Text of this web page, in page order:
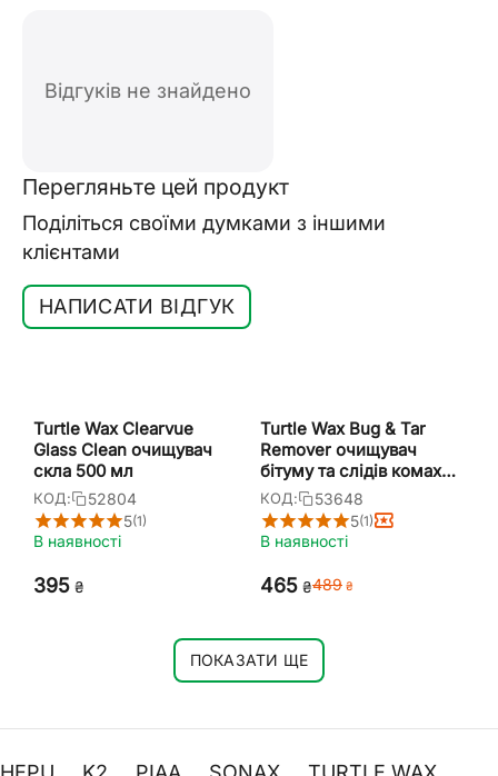
Відгуків не знайдено
Перегляньте цей продукт
Поділіться своїми думками з іншими
клієнтами
НАПИСАТИ ВІДГУК
Turtle Wax Clearvue
Glass Clean очищувач
скла 500 мл
КОД:
52804
5(1)
В наявності
‍395‍ ₴
Turtle Wax Bug & Tar
Remover очищувач
бітуму та слідів комах
500 мл
КОД:
53648
5(1)
В наявності
‍465‍ ₴‍489‍ ₴
ПОКАЗАТИ ЩЕ